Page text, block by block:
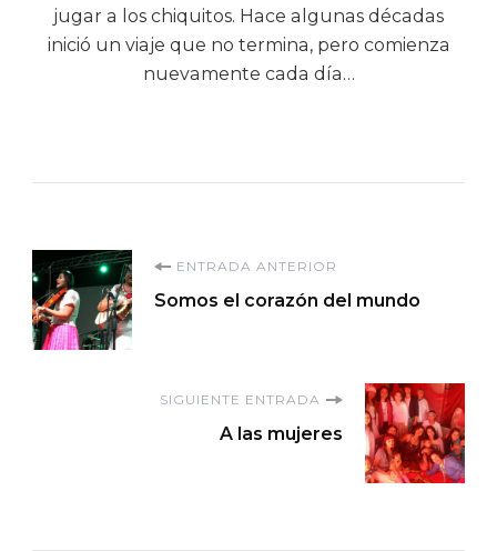
jugar a los chiquitos. Hace algunas décadas
inició un viaje que no termina, pero comienza
nuevamente cada día…
Navegación
de
entradas
ENTRADA ANTERIOR
Somos el corazón del mundo
SIGUIENTE ENTRADA
A las mujeres